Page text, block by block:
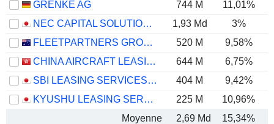
GRENKE AG
744 M 11,01%
NEC CAPITAL SOLUTIONS LIMITED
1,93 Md 3%
FLEETPARTNERS GROUP LIMITED
520 M 9,58%
CHINA AIRCRAFT LEASING GROUP HOLDINGS LIMITED
644 M 6,75%
SBI LEASING SERVICES CO., LTD.
404 M 9,42%
KYUSHU LEASING SERVICE CO., LTD.
225 M 10,96%
Moyenne
2,69 Md 15,34%